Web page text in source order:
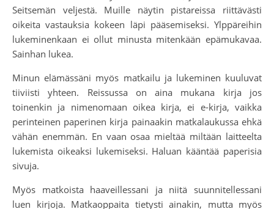
Seitsemän veljestä. Muille näytin pistareissa riittävästi
oikeita vastauksia kokeen läpi pääsemiseksi. Ylppäreihin
lukeminenkaan ei ollut minusta mitenkään epämukavaa.
Sainhan lukea.
Minun elämässäni myös matkailu ja lukeminen kuuluvat
tiiviisti yhteen. Reissussa on aina mukana kirja jos
toinenkin ja nimenomaan oikea kirja, ei e-kirja, vaikka
perinteinen paperinen kirja painaakin matkalaukussa ehkä
vähän enemmän. En vaan osaa mieltää miltään laitteelta
lukemista oikeaksi lukemiseksi. Haluan kääntää paperisia
sivuja.
Myös matkoista haaveillessani ja niitä suunnitellessani
luen kirjoja. Matkaoppaita tietysti ainakin, mutta myös